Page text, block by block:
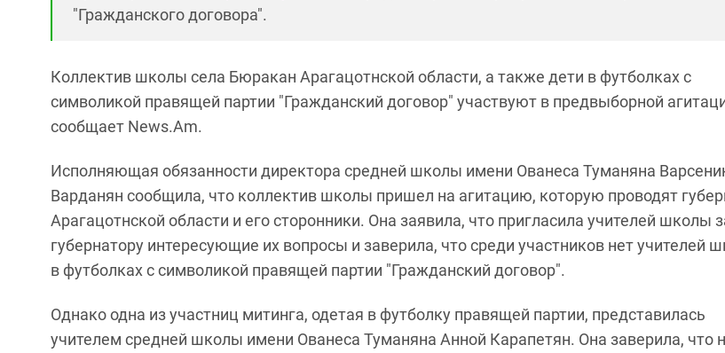
"Гражданского договора".
Коллектив школы села Бюракан Арагацотнской области, а также дети в футболках с
символикой правящей партии "Гражданский договор" участвуют в предвыборной
сообщает News.Am.
Исполняющая обязанности директора средней школы имени Ованеса Туманяна
Варданян сообщила, что коллектив школы пришел на агитацию, которую проводят
Арагацотнской области и его сторонники. Она заявила, что пригласила учителей школы
губернатору интересующие их вопросы и заверила, что среди участников нет учителей
в футболках с символикой правящей партии "Гражданский договор".
Однако одна из участниц митинга, одетая в футболку правящей партии, представилась
учителем средней школы имени Ованеса Туманяна Анной Карапетян. Она заверила, что